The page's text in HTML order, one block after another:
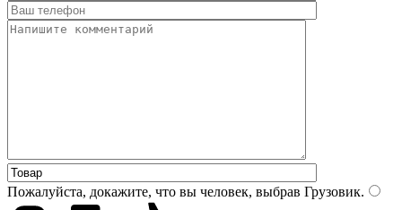
Пожалуйста, докажите, что вы человек, выбрав Грузовик.